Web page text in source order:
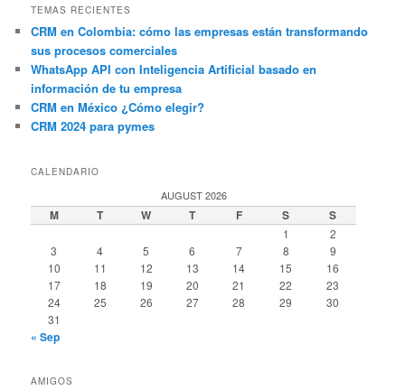
TEMAS RECIENTES
CRM en Colombia: cómo las empresas están transformando
sus procesos comerciales
WhatsApp API con Inteligencia Artificial basado en
información de tu empresa
CRM en México ¿Cómo elegir?
CRM 2024 para pymes
CALENDARIO
AUGUST 2026
M T W T F S S
1
2
3
4 5 6 7 8
9
10
11 12 13 14 15
16
17
18 19 20 21 22
23
24
25 26 27 28 29
30
31
« Sep
AMIGOS